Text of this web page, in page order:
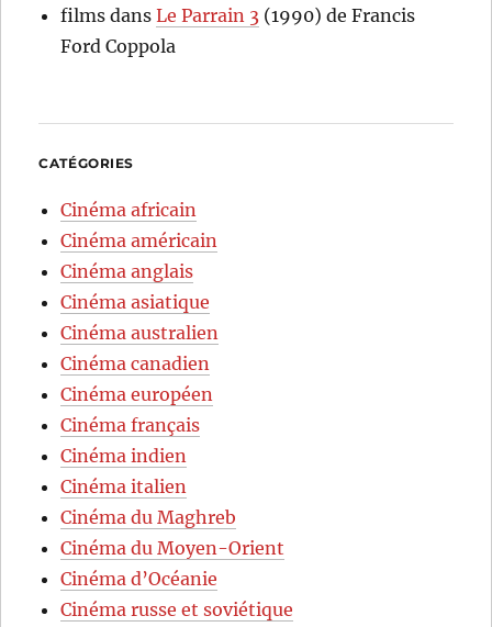
films dansLe Parrain 3 (1990) de Francis
Ford Coppola
CATÉGORIES
Cinéma africain
Cinéma américain
Cinéma anglais
Cinéma asiatique
Cinéma australien
Cinéma canadien
Cinéma européen
Cinéma français
Cinéma indien
Cinéma italien
Cinéma du Maghreb
Cinéma du Moyen-Orient
Cinéma d’Océanie
Cinéma russe et soviétique